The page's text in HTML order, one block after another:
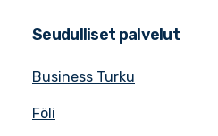
Seudulliset palvelut
Business Turku
Föli